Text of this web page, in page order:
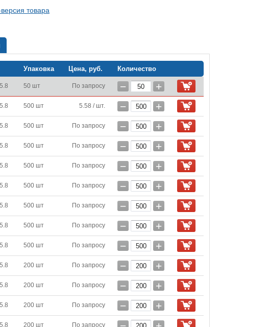
товара
Упаковка Цена, руб. Количество
50 шт По запросу − +
500 шт 5.58 / шт. − +
500 шт По запросу − +
500 шт По запросу − +
500 шт По запросу − +
500 шт По запросу − +
500 шт По запросу − +
500 шт По запросу − +
500 шт По запросу − +
200 шт По запросу − +
200 шт По запросу − +
200 шт По запросу − +
200 шт По запросу